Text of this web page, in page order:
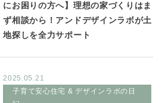
にお困りの方へ】理想の家づくりはま
ず相談から！アンドデザインラボが土
地探しを全力サポート
2025.05.21
子育て安心住宅 & デザインラボの日